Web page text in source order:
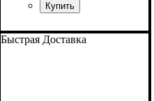
Быстрая Доставка